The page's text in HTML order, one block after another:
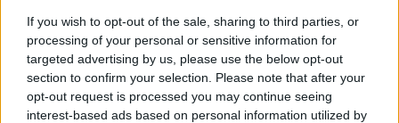
If you wish to opt-out of the sale, sharing to third parties, or
processing of your personal or sensitive information for
targeted advertising by us, please use the below opt-out
section to confirm your selection. Please note that after your
opt-out request is processed you may continue seeing
interest-based ads based on personal information utilized by
Acțiunea Conservatoare (Târziu)
PDF (Lazarus)
PUSL (D. Voiculescu)
PNȚCD (Pavelescu)